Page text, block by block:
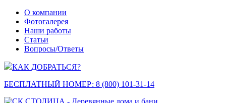
О компании
Фотогалерея
Наши работы
Статьи
Вопросы/Ответы
КАК ДОБРАТЬСЯ?
БЕСПЛАТНЫЙ НОМЕР: 8 (800) 101-31-14